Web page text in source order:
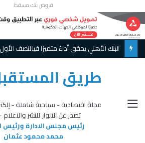
قروض بنك مسقط
البنك الأهلي يحقق أداءً متميزا فيالنصف الأول
طريق
مجلة اقتصادية - سياحية شاملة -
تصدر عن الانوار للنشر
رئيس مجلس الادارة ورئيس
محمد محمود عثمان
القائمة